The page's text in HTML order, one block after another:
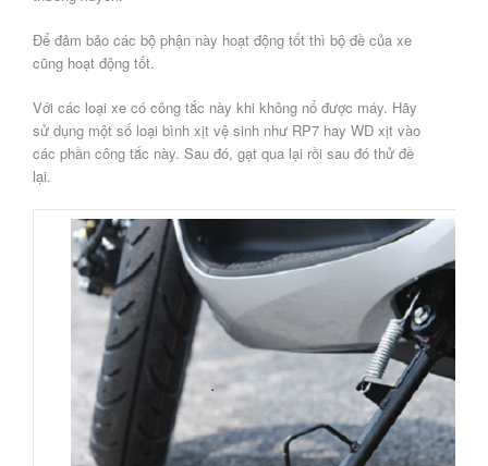
Để đảm bảo các bộ phận này hoạt động tốt thì bộ đề của xe
cũng hoạt động tốt.
Với các loại xe có công tắc này khi không nổ được máy. Hãy
sử dụng một số loại bình xịt vệ sinh như RP7 hay WD xịt vào
các phần công tắc này. Sau đó, gạt qua lại rồi sau đó thử đề
lại.